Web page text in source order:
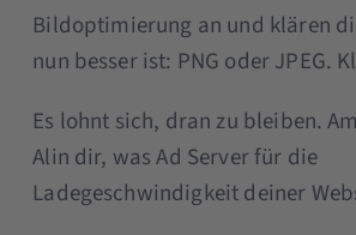
Bildoptimierung an und klären
nun besser ist: PNG oder JPEG.
Es lohnt sich, dran zu bleiben.
Alin dir, was Ad Server für die
Ladegeschwindigkeit deiner